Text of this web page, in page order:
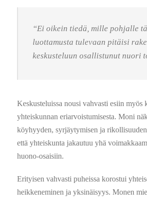
“Ei oikein tiedä, mille pohjalle
luottamusta tulevaan pitäisi
keskusteluun osallistunut nuori
Keskusteluissa nousi vahvasti esiin myös
yhteiskunnan eriarvoistumisesta. Moni
köyhyyden, syrjäytymisen ja
että yhteiskunta jakautuu yhä
huono-osaisiin.
Erityisen vahvasti puheissa korostui
heikkeneminen ja yksinäisyys. Monen